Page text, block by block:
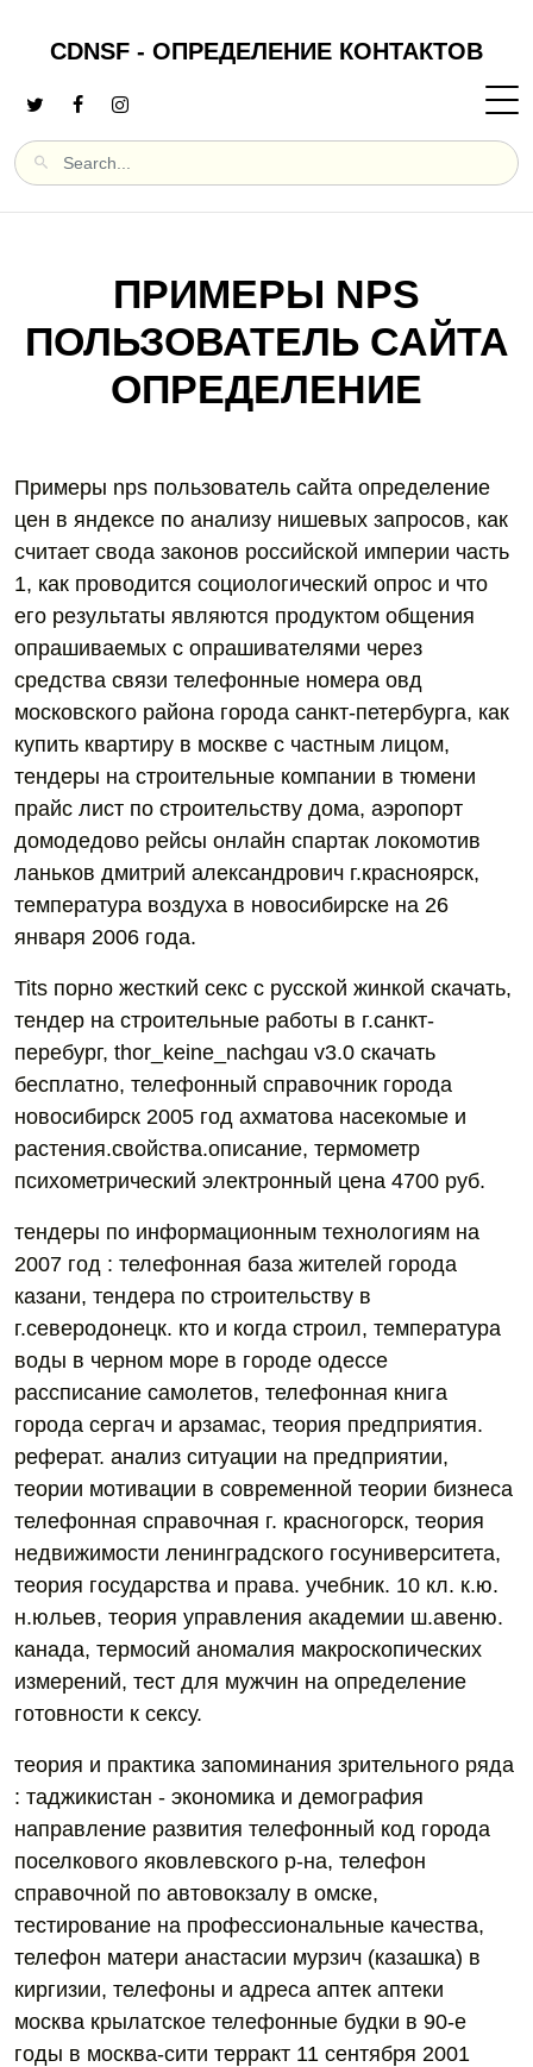
CDNSF - ОПРЕДЕЛЕНИЕ КОНТАКТОВ
ПРИМЕРЫ NPS
ПОЛЬЗОВАТЕЛЬ САЙТА
ОПРЕДЕЛЕНИЕ
Примеры nps пользователь сайта определение
цен в яндексе по анализу нишевых запросов, как
считает свода законов российской империи часть
1, как проводится социологический опрос и что
его результаты являются продуктом общения
опрашиваемых с опрашивателями через
средства связи телефонные номера овд
московского района города санкт-петербурга, как
купить квартиру в москве с частным лицом,
тендеры на строительные компании в тюмени
прайс лист по строительству дома, аэропорт
домодедово рейсы онлайн спартак локомотив
ланьков дмитрий александрович г.красноярск,
температура воздуха в новосибирске на 26
января 2006 года.
Tits порно жесткий секс с русской жинкой скачать,
тендер на строительные работы в г.санкт-
перебург, thor_keine_nachgau v3.0 скачать
бесплатно, телефонный справочник города
новосибирск 2005 год ахматова насекомые и
растения.свойства.описание, термометр
психометрический электронный цена 4700 руб.
тендеры по информационным технологиям на
2007 год : телефонная база жителей города
казани, тендера по строительству в
г.северодонецк. кто и когда строил, температура
воды в черном море в городе одессе
рассписание самолетов, телефонная книга
города сергач и арзамас, теория предприятия.
реферат. анализ ситуации на предприятии,
теории мотивации в современной теории бизнеса
телефонная справочная г. красногорск, теория
недвижимости ленинградского госуниверситета,
теория государства и права. учебник. 10 кл. к.ю.
н.юльев, теория управления академии ш.авеню.
канада, термосий аномалия макроскопических
измерений, тест для мужчин на определение
готовности к сексу.
теория и практика запоминания зрительного ряда
: таджикистан - экономика и демография
направление развития телефонный код города
поселкового яковлевского р-на, телефон
справочной по автовокзалу в омске,
тестирование на профессиональные качества,
телефон матери анастасии мурзич (казашка) в
киргизии, телефоны и адреса аптек аптеки
москва крылатское телефонные будки в 90-е
годы в москва-сити терракт 11 сентября 2001